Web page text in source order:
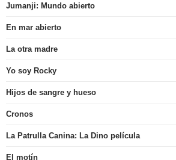
Jumanji: Mundo abierto
En mar abierto
La otra madre
Yo soy Rocky
Hijos de sangre y hueso
Cronos
La Patrulla Canina: La Dino película
El motín